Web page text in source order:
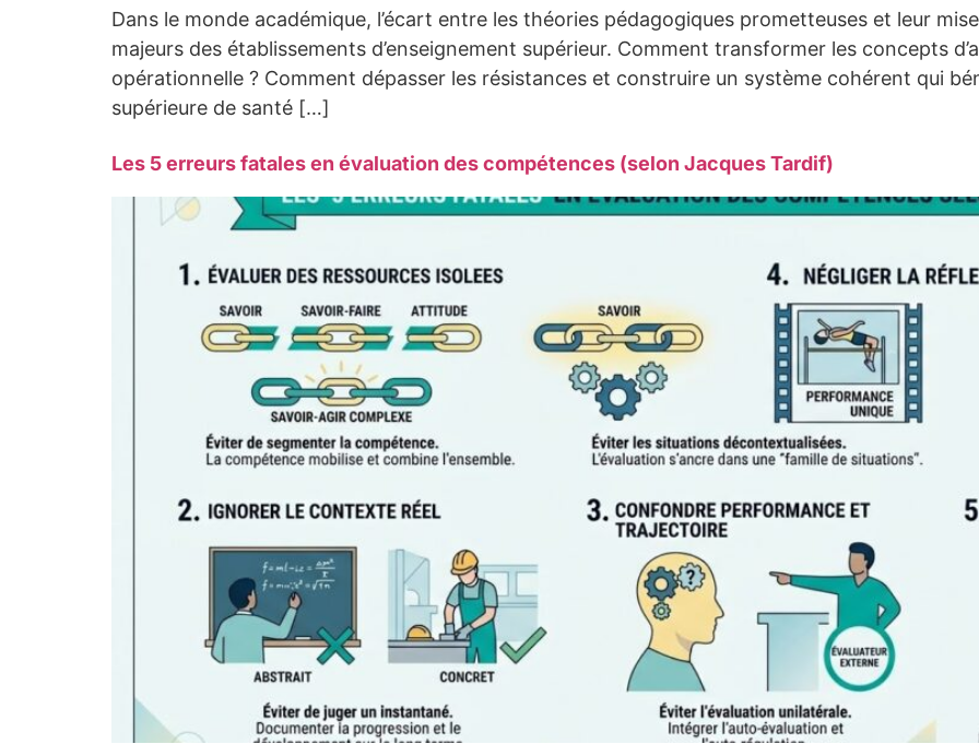
Dans le monde académique, l’écart entre les théories pédagogiques prometteuses et leur
majeurs des établissements d’enseignement supérieur. Comment transformer les concepts
opérationnelle ? Comment dépasser les résistances et construire un système cohérent qui
supérieure de santé […]
Les 5 erreurs fatales en évaluation des compétences (selon Jacques Tardif)